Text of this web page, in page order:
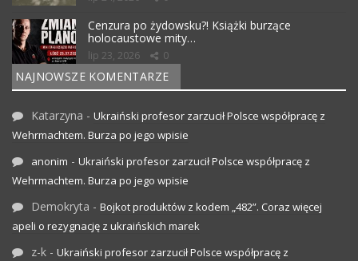
Cenzura po żydowsku?! Książki burzące
holocaustowe mity…
lip 23, 2026 0
NAJNOWSZE KOMENTARZE
Katarzyna - Ukraiński profesor zarzucił Polsce współpracę z
Wehrmachtem. Burza po jego wpisie
anonim - Ukraiński profesor zarzucił Polsce współpracę z
Wehrmachtem. Burza po jego wpisie
Demokryta - Bojkot produktów z kodem „482”. Coraz więcej
apeli o rezygnację z ukraińskich marek
z-k - Ukraiński profesor zarzucił Polsce współpracę z